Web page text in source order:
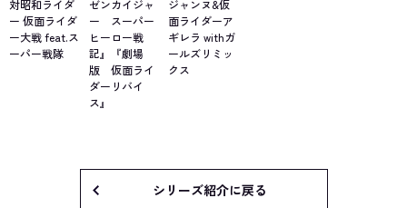
対昭和ライダ
ー 仮面ライダ
ー大戦 feat.ス
ーパー戦隊
ゼンカイジャ
ー スーパー
ヒーロー戦
記』『劇場
版 仮面ライ
ダーリバイ
ス』
ジャンヌ&仮
面ライダーア
ギレラ withガ
ールズリミッ
クス
シリーズ紹介に戻る